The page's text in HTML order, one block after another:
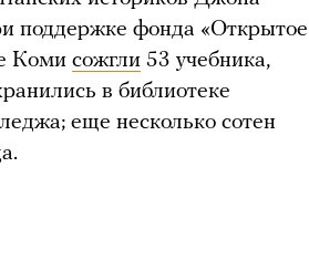
поддержке фонда «Открытое
Коми сожгли 53 учебника,
в библиотеке
еще несколько сотен